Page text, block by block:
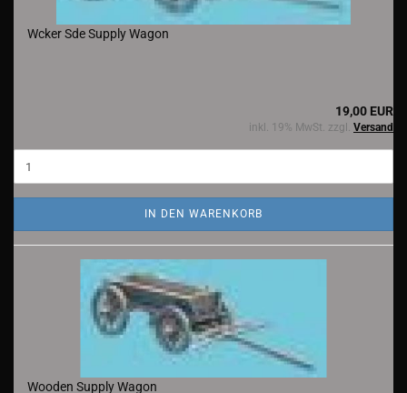
Wcker Sde Supply Wagon
19,00 EUR
inkl. 19% MwSt. zzgl. Versand
IN DEN WARENKORB
Wooden Supply Wagon